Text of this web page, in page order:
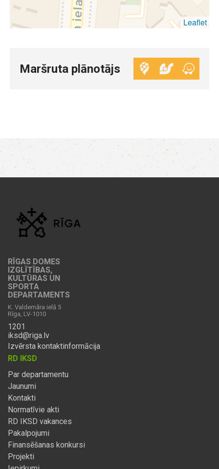
Leaflet
Maršruta plānotājs
RĪGAS DOMES
IZGLĪTĪBAS,
KULTŪRAS UN
SPORTA
DEPARTAMENTS
K. Valdemāra ielā 5
Rīga, LV-1010
1201
iksd@riga.lv
Izvērsta kontaktinformācija
RD IKSD
Par departamentu
Jaunumi
Kontakti
Normatīvie akti
RD IKSD vakances
Pakalpojumi
Finansēšanas konkursi
Projekti